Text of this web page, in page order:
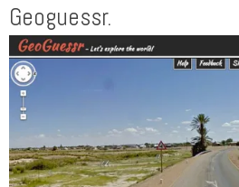
Geoguessr.